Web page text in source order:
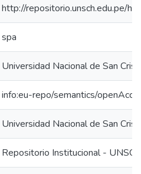
http://repositorio.unsch.edu.pe/
spa
Universidad Nacional de San
info:eu-repo/semantics/
Universidad Nacional de San
Repositorio Institucional -